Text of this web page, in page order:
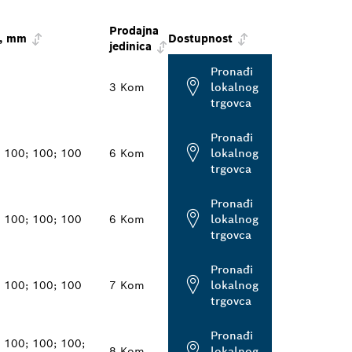
mm
Prodajna
jedinica
Dostupnost
3 Kom
Pronađi
lokalnog
trgovca
100; 100 6 Kom
Pronađi
lokalnog
trgovca
100; 100 6 Kom
Pronađi
lokalnog
trgovca
100; 100 7 Kom
Pronađi
lokalnog
trgovca
100; 100;
Pronađi